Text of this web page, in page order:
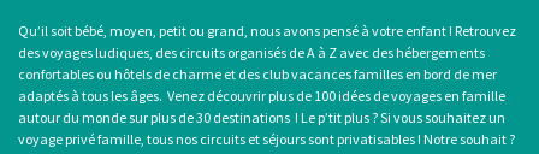
Qu’il soit bébé, moyen, petit ou grand, nous avons pensé à votre enfant ! Retrouvez
des voyages ludiques, des circuits organisés de A à Z avec des hébergements
confortables ou hôtels de charme et des club vacances familles en bord de mer
adaptés à tous les âges. Venez découvrir plus de 100 idées devoyages en famille
autour du mondesur plus de 30 destinations ! Le p’tit plus ? Si vous souhaitez un
voyage privé famille, tous nos circuits et séjours sont privatisables ! Notre souhait ?